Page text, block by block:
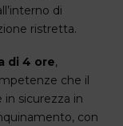
di
ristretta.
di 4 ore,
che il
in sicurezza in
con